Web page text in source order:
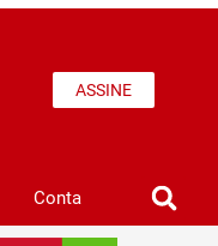
ASSINE
Conta